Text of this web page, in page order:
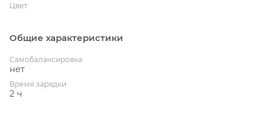
Цвет
Общие характеристики
Cамобалансировка
нет
Время зарядки
2 ч